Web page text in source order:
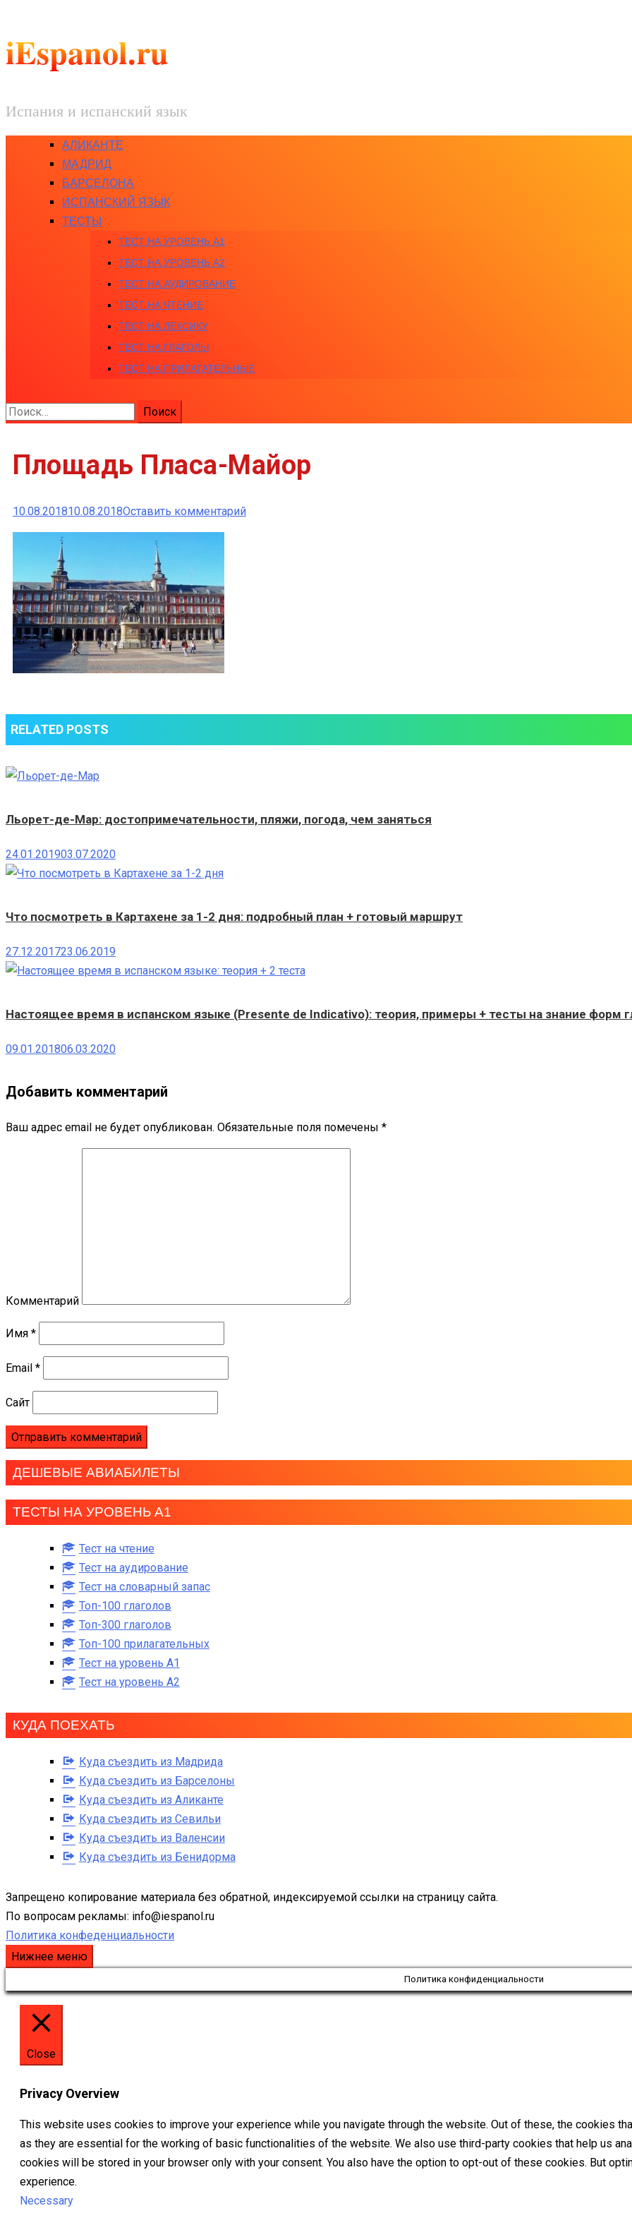
iEspanol.ru
Испания и испанский язык
АЛИКАНТЕ
МАДРИД
БАРСЕЛОНА
ИСПАНСКИЙ ЯЗЫК
ТЕСТЫ
ТЕСТ НА УРОВЕНЬ A1
ТЕСТ НА УРОВЕНЬ A2
ТЕСТ НА АУДИРОВАНИЕ
ТЕСТ НА ЧТЕНИЕ
ТЕСТ НА ЛЕКСИКУ
ТЕСТ НА ГЛАГОЛЫ
ТЕСТ НА ПРИЛАГАТЕЛЬНЫЕ
Найти:
Площадь Пласа-Майор
10.08.201810.08.2018Оставить комментарийк
RELATED POSTS
Льорет-де-Мар: достопримечательности, пляжи, погода, чем заняться
24.01.201903.07.2020
Что посмотреть в Картахене за 1-2 дня: подробный план + готовый маршрут
27.12.201723.06.2019
Настоящее время в испанском языке (Presente de Indicativo): теория, примеры + тесты на знание форм
09.01.201806.03.2020
Добавить комментарий
Ваш адрес email не будет опубликован. Обязательные поля помечены *
Комментарий
Имя *
Email *
Сайт
ДЕШЕВЫЕ АВИАБИЛЕТЫ
ТЕСТЫ НА УРОВЕНЬ А1
Тест на чтение
Тест на аудирование
Тест на словарный запас
Топ-100 глаголов
Топ-300 глаголов
Топ-100 прилагательных
Тест на уровень A1
Тест на уровень A2
КУДА ПОЕХАТЬ
Куда съездить из Мадрида
Куда съездить из Барселоны
Куда съездить из Аликанте
Куда съездить из Севильи
Куда съездить из Валенсии
Куда съездить из Бенидорма
Запрещено копирование материала без обратной, индексируемой ссылки на страницу сайта.
По вопросам рекламы: info@iespanol.ru
Политика конфеденциальности
Нижнее меню
Политика конфиденциальности
Close
Privacy Overview
This website uses cookies to improve your experience while you navigate through the website. Out of these, the cookies
as they are essential for the working of basic functionalities of the website. We also use third-party cookies that help us
cookies will be stored in your browser only with your consent. You also have the option to opt-out of these cookies. But
experience.
Necessary